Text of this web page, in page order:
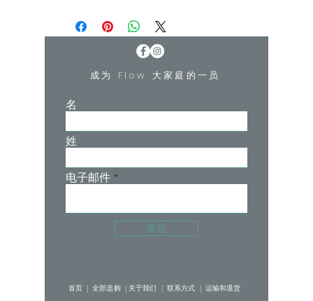
50% Rayon, 50% Polyester
Scoop neckline
成为 Flow 大家庭的一员
名
姓
电子邮件
发送
首页 |全部选购 | 关于我们 | 联系方式 | 运输和退货